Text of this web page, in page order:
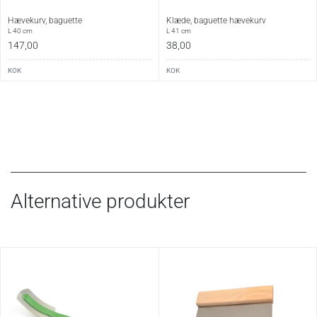
Hævekurv, baguette
L 40 cm
147,00
KOK
Klæde, baguette hævekurv
L 41 cm
38,00
KOK
Alternative produkter